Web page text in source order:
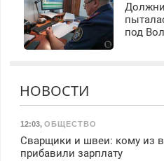
под
НОВОСТИ
12:03, ОБЩЕСТВО
Сварщики и швеи: кому из
прибавили зарплату